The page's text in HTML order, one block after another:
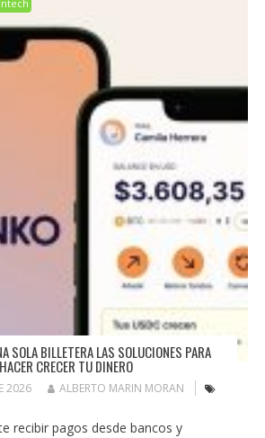
SOLA BILLETERA LAS SOLUCIONES PARA
CRECER TU DINERO
2026
ALBERTO MARIN MORAN
recibir pagos desde bancos y